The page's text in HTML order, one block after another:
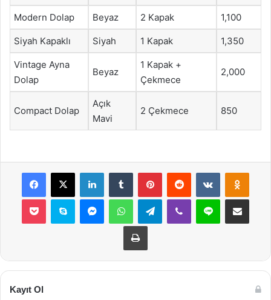
Modern Dolap Beyaz 2 Kapak 1,100
Siyah Kapaklı Siyah 1 Kapak 1,350
Vintage Ayna
Dolap
Beyaz
1 Kapak +
Çekmece
2,000
Compact Dolap
Açık
Mavi
2 Çekmece 850
Facebook
X LinkedInTumblr PinterestReddit VKontakte
Pocket Skype MessengerWhatsAppTelegramViber Line E-Posta ile
Yazdır
Kayıt Ol